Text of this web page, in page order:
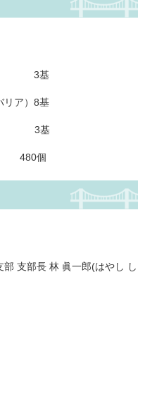
3基
リア）8基
3基
480個
支部長 林 眞一郎(はやし し